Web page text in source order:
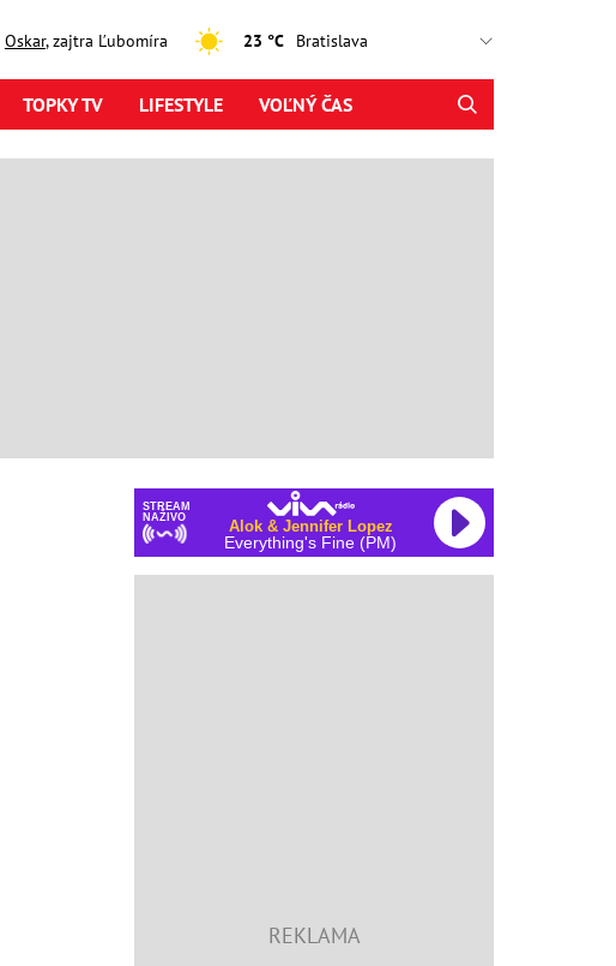
Oskar, zajtra Ľubomíra 23 °C
TOPKY TV LIFESTYLE VOĽNÝ ČAS
STREAM
NAŽIVO
Alok & Jennifer Lopez
Everything's Fine (PM)